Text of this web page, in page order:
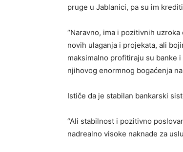
pruge u Jablanici, pa su im
“Naravno, ima i pozitivnih
novih ulaganja i projekata, ali
maksimalno profitiraju su banke
njihovog enormnog bogaćenja
Ističe da je stabilan bankarski
“Ali stabilnost i pozitivno
nadrealno visoke naknade za